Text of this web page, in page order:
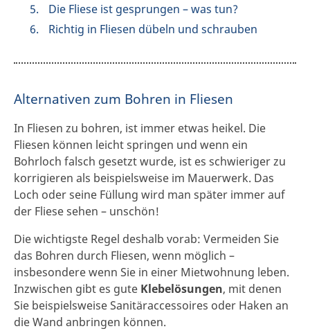
Die Fliese ist gesprungen – was tun?
Richtig in Fliesen dübeln und schrauben
Alternativen zum Bohren in Fliesen
In Fliesen zu bohren, ist immer etwas heikel. Die
Fliesen können leicht springen und wenn ein
Bohrloch falsch gesetzt wurde, ist es schwieriger zu
korrigieren als beispielsweise im Mauerwerk. Das
Loch oder seine Füllung wird man später immer auf
der Fliese sehen – unschön!
Die wichtigste Regel deshalb vorab: Vermeiden Sie
das Bohren durch Fliesen, wenn möglich –
insbesondere wenn Sie in einer Mietwohnung leben.
Inzwischen gibt es gute Klebelösungen, mit denen
Sie beispielsweise Sanitäraccessoires oder Haken an
die Wand anbringen können.